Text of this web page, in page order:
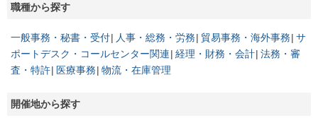
職種から探す
一般事務・秘書・受付 人事・総務・労務 貿易事務・海外事務 サ
ポートデスク・コールセンター関連 経理・財務・会計 法務・審
査・特許
医療事務 物流・在庫管理
開催地から探す